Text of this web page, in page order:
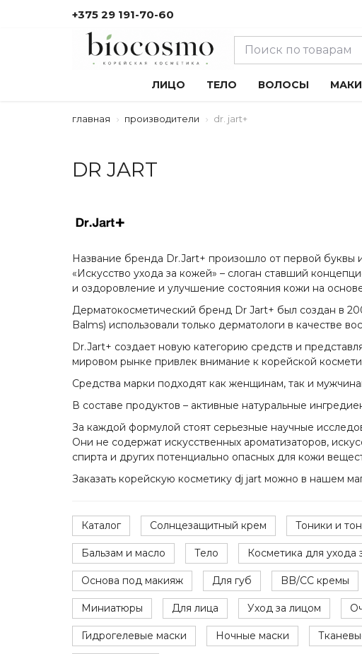
+375 29 191-70-60
ЛИЦО ТЕЛО ВОЛОСЫ
главная производители dr. jart+
DR JART
Название бренда Dr.Jart+ произошло от первой буквы
«Искусство ухода за кожей» – слоган ставший
и оздоровление и улучшение состояния кожи на
Дерматокосметический бренд Dr Jart+ был создан в
Balms) использовали только дерматологи в качестве
Dr.Jart+ создает новую категорию средств и
мировом рынке привлек внимание к корейской
Средства марки подходят как женщинам, так и
В составе продуктов – активные натуральные
За каждой формулой стоят серьезные научные
Они не содержат искусственных ароматизаторов,
спирта и других потенциально опасных для кожи
Заказать корейскую косметику dj jart можно в нашем
Каталог Солнцезащитный крем Тоники и
Бальзам и масло Тело Косметика для ухода
Основа под макияж Для губ BB/CC кремы
Миниатюры Для лица Уход за лицом
Гидрогелевые маски Ночные маски